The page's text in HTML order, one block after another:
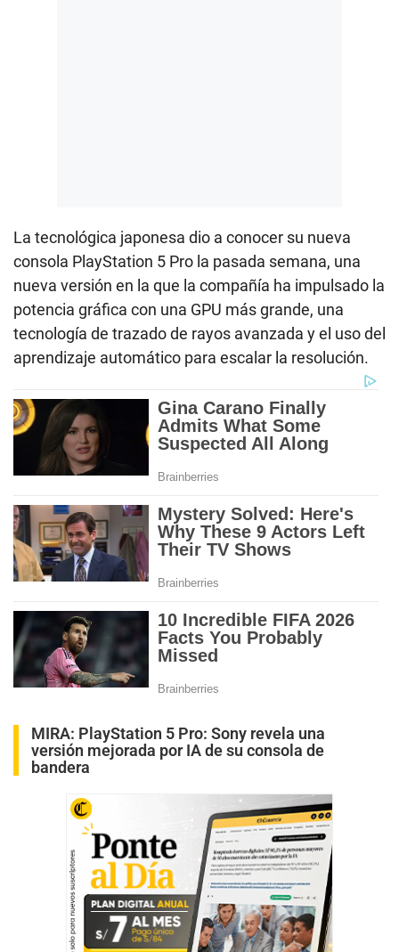
La tecnológica japonesa dio a conocer su nueva
consola PlayStation 5 Pro la pasada semana, una
nueva versión en la que la compañía ha impulsado la
potencia gráfica con una GPU más grande, una
tecnología de trazado de rayos avanzada y el uso del
aprendizaje automático para escalar la resolución.
MIRA: PlayStation 5 Pro: Sony revela una
versión mejorada por IA de su consola de
bandera